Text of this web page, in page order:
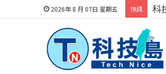
2026年 8 月 07日 星期五 快訊 科